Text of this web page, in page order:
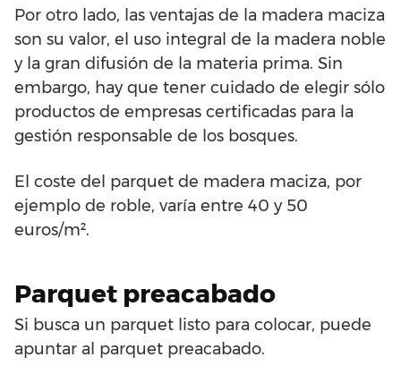
Por otro lado, las ventajas de la madera maciza
son su valor, el uso integral de la madera noble
y la gran difusión de la materia prima. Sin
embargo, hay que tener cuidado de elegir sólo
productos de empresas certificadas para la
gestión responsable de los bosques.
El coste del parquet de madera maciza, por
ejemplo de roble, varía entre 40 y 50
euros/m².
Parquet preacabado
Si busca un parquet listo para colocar, puede
apuntar al parquet preacabado.